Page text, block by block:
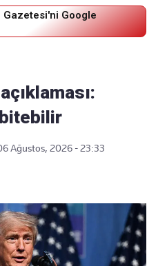
Gazetesi'ni Google
bitebilir
Ağustos, 2026 - 23:33